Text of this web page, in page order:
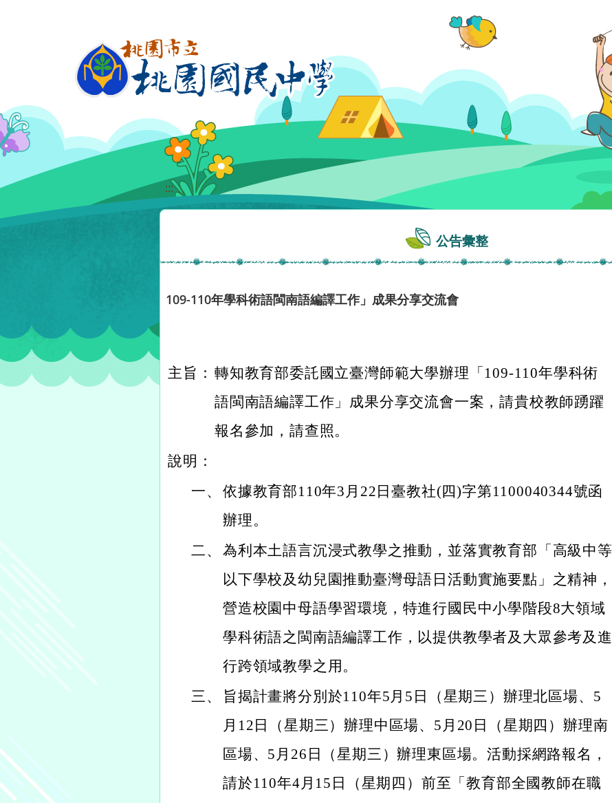
:::
公告彙整
109-110年學科術語閩南語編譯工作」成果分享交流會
主旨： 轉知教育部委託國立臺灣師範大學辦理「109-110年學科術
語閩南語編譯工作」成果分享交流會一案，請貴校教師踴躍
報名參加，請查照。
說明：
一、 依據教育部110年3月22日臺教社(四)字第1100040344號函
辦理。
二、 為利本土語言沉浸式教學之推動，並落實教育部「高級中等
以下學校及幼兒園推動臺灣母語日活動實施要點」之精神，
營造校園中母語學習環境，特進行國民中小學階段8大領域
學科術語之閩南語編譯工作，以提供教學者及大眾參考及進
行跨領域教學之用。
三、
旨揭計畫將分別於110年5月5日（星期三）辦理北區場、5
月12日（星期三）辦理中區場、5月20日（星期四）辦理南
區場、5月26日（星期三）辦理東區場。活動採網路報名，
請於110年4月15日（星期四）前至「教育部全國教師在職